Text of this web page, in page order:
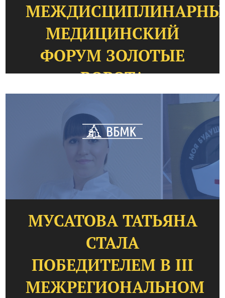
МЕДИЦИНСКИЙ
ФОРУМ ЗОЛОТЫЕ
ВОРОТА
МУСАТОВА ТАТЬЯНА
СТАЛА
ПОБЕДИТЕЛЕМ В III
МЕЖРЕГИОНАЛЬНОМ